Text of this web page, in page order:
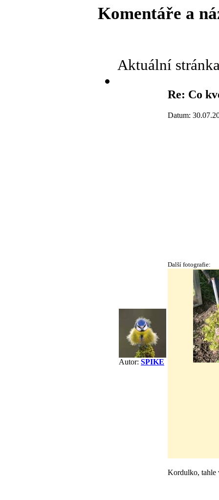
Komentáře a
Aktuální
Autor: SPIKE
Re: Co
Datum:
Další fotografie:
Kordulko, tahle